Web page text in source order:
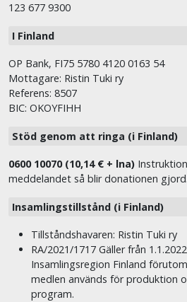
123 677 9300
I Finland
OP Bank, FI75 5780 4120 0163 54
Mottagare: Ristin Tuki ry
Referens: 8507
BIC: OKOYFIHH
Stöd genom att ringa (i Finland)
0600 10070 (10,14 € + lna)
meddelandet så blir donationen gjord.
Insamlingstillstånd (i Finland)
Tillståndshavaren: Ristin Tuki ry
RA/2021/1717 Gäller från
Insamlingsregion Finland
medlen används för produktion
program.